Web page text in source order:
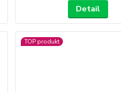
Detail
TOP produkt